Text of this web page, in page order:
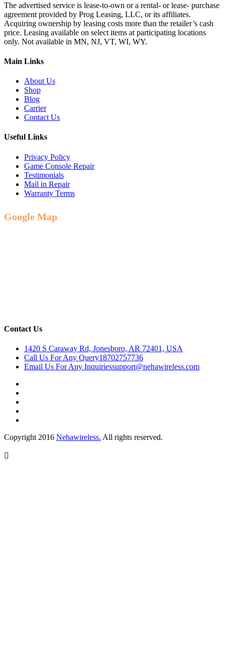
The advertised service is lease-to-own or a rental- or lease- purchase
agreement provided by Prog Leasing, LLC, or its affiliates.
Acquiring ownership by leasing costs more than the retailer’s cash
price. Leasing available on select items at participating locations
only. Not available in MN, NJ, VT, WI, WY.
Main Links
About Us
Shop
Blog
Carrier
Contact Us
Useful Links
Privacy Policy
Game Console Repair
Testimonials
Mail in Repair
Warranty Terms
Google Map
Contact Us
1420 S Caraway Rd, Jonesboro, AR 72401, USA
Call Us For Any Query18702757736
Email Us For Any Inquiriessupport@nehawireless.com
Copyright 2016 Nehawireless. All rights reserved.
